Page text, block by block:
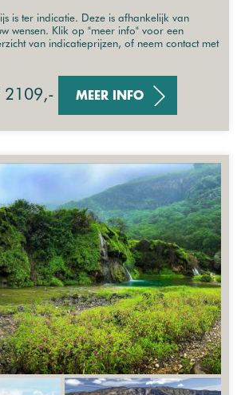
is ter indicatie. Deze is afhankelijk van
wensen. Klik op "meer info" voor een
van indicatieprijzen, of neem contact met
2109,- MEER INFO